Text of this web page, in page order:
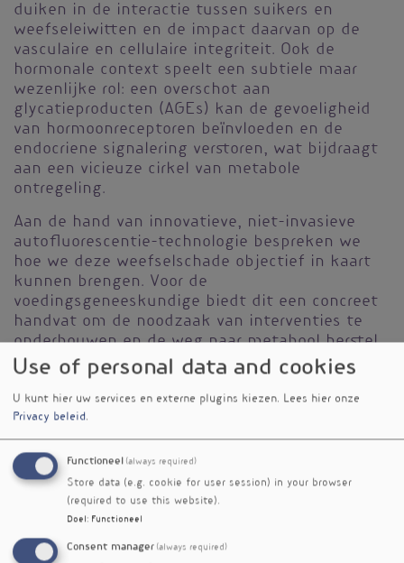
duiken in de interactie tussen suikers en
weefseleiwitten en de impact daarvan op de
vasculaire en cellulaire integriteit. Ook de
hormonale context speelt een subtiele maar
wezenlijke rol: een overschot aan
glycatieproducten (AGEs) kan de gevoeligheid
van hormoonreceptoren beïnvloeden en de
endocriene signalering verstoren, wat bijdraagt
aan een vicieuze cirkel van metabole
ontregeling.
Aan de hand van innovatieve, niet-invasieve
autofluorescentie-technologie bespreken we
hoe we deze weefselschade objectief in kaart
kunnen brengen. Voor de
voedingsgeneeskundige biedt dit een concreet
handvat om de noodzaak van interventies te
onderbouwen en de weg naar metabool herstel
te monitoren.
Workshop
14:00 - 14:30
Datum
vrijdag 29 mei 2026
Use of personal data and cookies
U kunt hier uw services en externe plugins kiezen. Lees hier onze
Privacy beleid.
Functioneel (always required)
Store data (e.g. cookie for user session) in your browser
(required to use this website).
Doel : Functioneel
Consent manager (always required)